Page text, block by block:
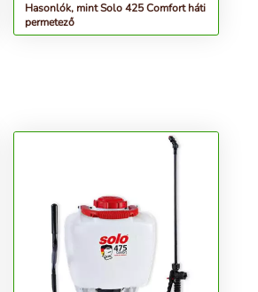
Hasonlók, mint Solo 425 Comfort háti
permetező